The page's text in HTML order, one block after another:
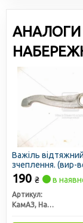
АНАЛОГИ
Важіль
зчеплення. (вир-
190 ₴ в
Артикул:
КамАЗ, Набережные Челны